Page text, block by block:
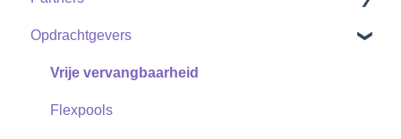
Shifts
Opdrachtgevers
Vrije vervangbaarheid
Flexpools